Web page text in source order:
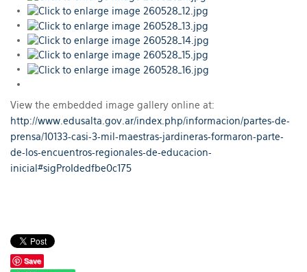
View the embedded image gallery online at:
http://www.edusalta.gov.ar/index.php/informacion/partes-de-
prensa/10133-casi-3-mil-maestras-jardineras-formaron-parte-
de-los-encuentros-regionales-de-educacion-
inicial#sigProIdedfbe0c175
Save